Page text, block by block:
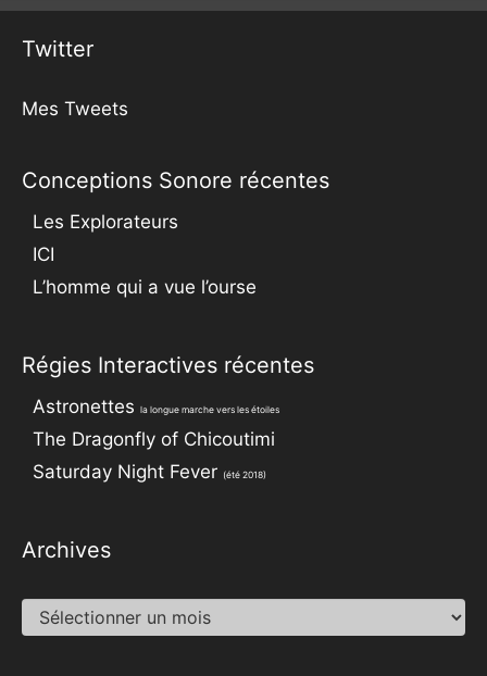
Twitter
Mes Tweets
Conceptions Sonore récentes
Les Explorateurs
ICI
L’homme qui a vue l’ourse
Régies Interactives récentes
Astronettes la longue marche vers les étoiles
The Dragonfly of Chicoutimi
Saturday Night Fever (été 2018)
Archives
Archives